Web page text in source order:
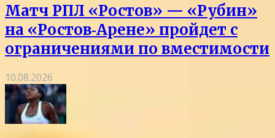
Матч РПЛ «Ростов» — «Рубин»
на «Ростов‑Арене» пройдет с
ограничениями по вместимости
10.08.2026